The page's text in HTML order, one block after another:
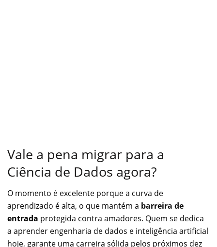
Vale a pena migrar para a
Ciência de Dados agora?
O momento é excelente porque a curva de
aprendizado é alta, o que mantém a barreira de
entrada protegida contra amadores. Quem se dedica
a aprender engenharia de dados e inteligência artificial
hoje, garante uma carreira sólida pelos próximos dez